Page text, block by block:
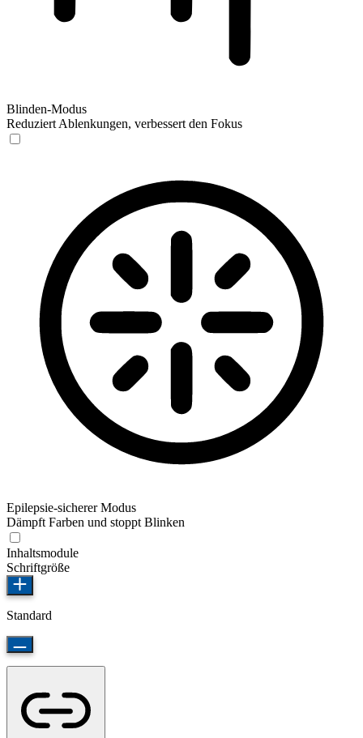
Blinden-Modus
Reduziert Ablenkungen, verbessert den Fokus
Epilepsie-sicherer Modus
Dämpft Farben und stoppt Blinken
Inhaltsmodule
Schriftgröße
Standard